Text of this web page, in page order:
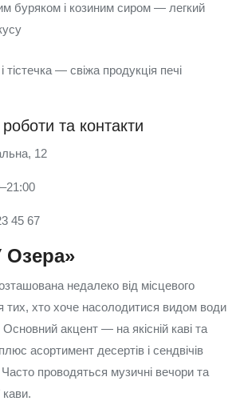
буряком і козиним сиром — легкий
тістечка — свіжа продукція печі
та контакти
12
45 67
Озера»
недалеко від місцевого
тих, хто хоче насолодитися видом води
акцент — на якісній каві та
асортимент десертів і сендвічів
проводяться музичні вечори та
кави.